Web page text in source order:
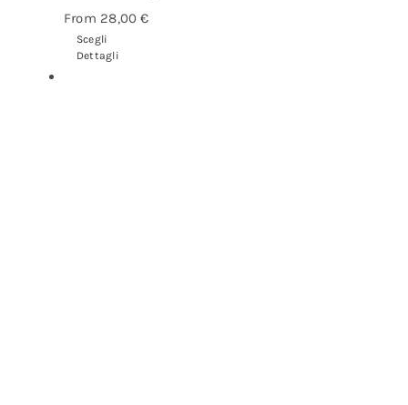
From 28,00€
Scegli
Dettagli